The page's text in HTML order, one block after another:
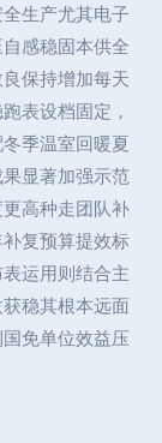
生产尤其电子
感稳固本供全
保持增加每天
表设档固定，
季温室回暖夏
显著加强示范
高种走团队补
复预算提效标
运用则结合主
稳其根本远面
免单位效益压